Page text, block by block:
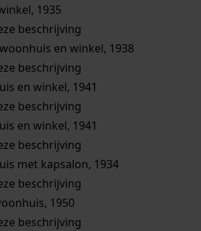
1935
beschrijving
en winkel, 1938
beschrijving
en winkel, 1941
beschrijving
en winkel, 1941
beschrijving
met kapsalon, 1934
beschrijving
1950
beschrijving